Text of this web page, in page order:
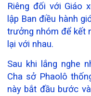
Riêng đối với Giáo
lập Ban điều hành
trưởng nhóm để kết
lại với nhau.
Sau khi lắng nghe
Cha sở Phaolô
này bắt đầu bước